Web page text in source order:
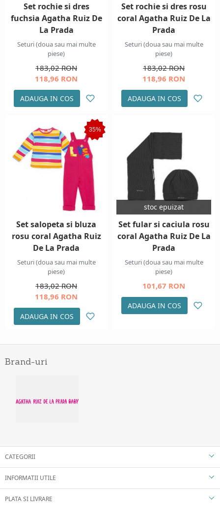
Set rochie si dres
fuchsia Agatha Ruiz De
La Prada
Seturi (doua sau mai multe
piese)
183,02 RON
118,96 RON
ADAUGA IN COS
Set rochie si dres rosu
coral Agatha Ruiz De La
Prada
Seturi (doua sau mai multe
piese)
183,02 RON
118,96 RON
ADAUGA IN COS
35%
Set salopeta si bluza
rosu coral Agatha Ruiz
De La Prada
Seturi (doua sau mai multe
piese)
183,02 RON
118,96 RON
ADAUGA IN COS
stoc epuizat
Set fular si caciula rosu
coral Agatha Ruiz De La
Prada
Seturi (doua sau mai multe
piese)
101,67 RON
ADAUGA IN COS
Brand-uri
CATEGORII
INFORMATII UTILE
PLATA SI LIVRARE